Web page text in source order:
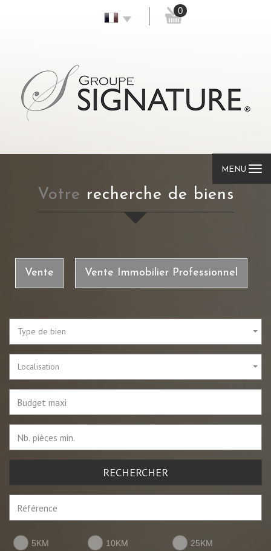
0
MENU
votre recherche de biens
Vente Vente Immobilier Professionnel
Type de bien
Localisation
RECHERCHER
5KM 10KM 25KM